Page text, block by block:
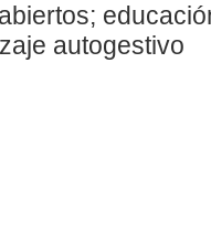
autogestivo